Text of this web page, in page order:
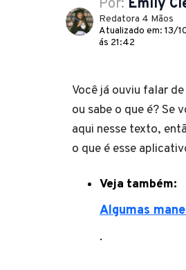
Por: Emily
Redatora 4 Mãos
Atualizado em: 13/
ás 21:42
Você já ouviu falar
ou sabe o que é? Se
aqui nesse texto,
o que é esse
Veja também:
Algumas
.